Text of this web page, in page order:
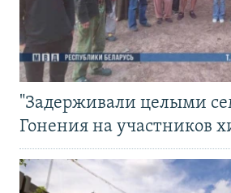
"Задерживали целыми
Гонения на участников